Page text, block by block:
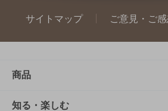
サイトマップ ご意見・ご感
商品
商品TOP
知る・楽しむ